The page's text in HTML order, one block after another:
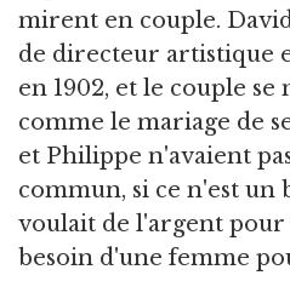
mirent en couple.
de directeur artistique
en 1902, et le couple se
comme le mariage de
et Philippe n'avaient
commun, si ce n'est un
voulait de l'argent pour
besoin d'une femme